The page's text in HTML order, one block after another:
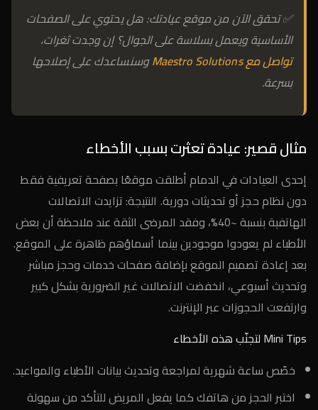
✅ تحقق الآن من موقع عيادتك: هل يحتوي على الصفحات
الأساسية ويعمل بسلاسة على الجوال؟ إن وجدت ثغرات،
تواصل مع Maestro Solutions
وسنساعدك على إصلاحها
بسرعة.
مثال قصير: عيادة تعثرت بسبب الأخطاء
إحدى العيادات في الدمام أطلقت موقعًا بصفحة تعريفية فقط
دون نظام حجز أو تحديثات دورية. النتيجة: تزايدت الاتصالات
الهاتفية بنسبة ~40%، وفقد المرضى الثقة عند ملاحظة أن بعض
الأطباء لم يعودوا موجودين بينما أسماؤهم ظاهرة على الموقع.
بعد إعادة تصميم الموقع بإضافة صفحات خدمات وحجز مباشر
وتحديث أسبوعي، انخفضت الاتصالات غير الضرورية بشكل كبير
وارتفعت الحجوزات عبر الإنترنت.
Mini Tips لتجنّب هذه الأخطاء
خصّص ساعة شهرية لمراجعة وتحديث بيانات الأطباء والمواعيد.
اختبر الحجز من هاتفك كما يفعل المريض للتأكد من سهولة